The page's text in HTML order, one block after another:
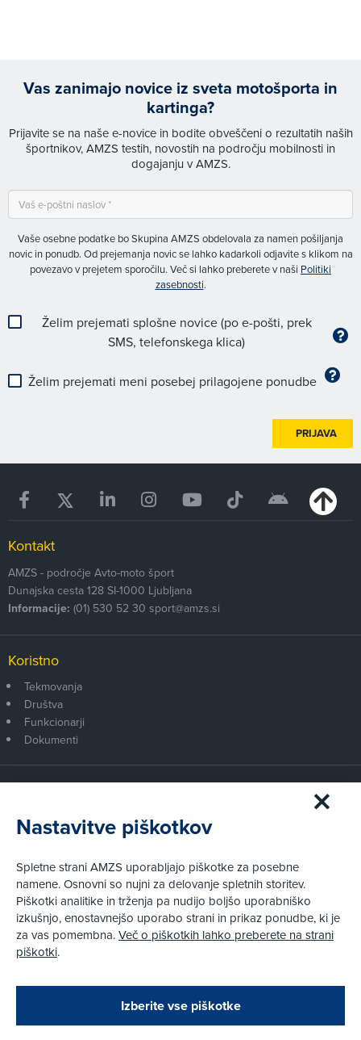
Zapri
Podarjamo vam 10 €!
Obstoječi in novi AMZS člani, ki boste v AMZS
Vas zanimajo novice iz sveta motošporta in
kartinga?
Prijavite se na naše e-novice in bodite obveščeni o rezultatih naših
športnikov, AMZS testih, novostih na področju mobilnosti in
dogajanju v AMZS.
Vaše osebne podatke bo Skupina AMZS obdelovala za namen pošiljanja
novic in ponudb. Od prejemanja novic se lahko kadarkoli odjavite s klikom na
povezavo v prejetem sporočilu. Več si lahko preberete v naši Politiki
zasebnosti.
Želim prejemati splošne novice (po e-pošti, prek
SMS, telefonskega klica)
Želim prejemati meni posebej prilagojene ponudbe
PRIJAVA
Kontakt
AMZS - področje Avto-moto šport
Dunajska cesta 128 SI-1000 Ljubljana
Informacije: (01) 530 52 30 sport@amzs.si
Koristno
Tekmovanja
Društva
Funkcionarji
Dokumenti
Postanite član AMZS
Zakaj (p)ostati član?
Kako vam pomagamo
Pravni vidiki
Piškotki
Pravno obvestilo
Nastavitve piškotkov
Spletne strani AMZS uporabljajo piškotke za posebne
namene. Osnovni so nujni za delovanje spletnih storitev.
Piškotki analitike in trženja pa nudijo boljšo uporabniško
izkušnjo, enostavnejšo uporabo strani in prikaz ponudbe, ki je
za vas pomembna.Več o piškotkih lahko preberete na strani
piškotki.
Izberite vse piškotke